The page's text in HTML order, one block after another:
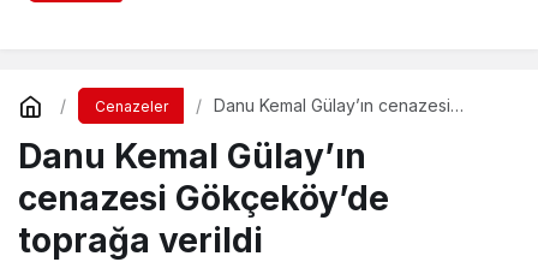
Cenazeler
Danu Kemal Gülay’ın cenazesi
Danu Kemal Gülay’ın
cenazesi Gökçeköy’de
toprağa verildi